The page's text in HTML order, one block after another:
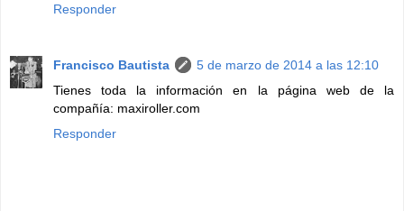
Responder
Francisco Bautista
5 de marzo de 2014 a las 12:10
Tienes toda la información en la página web de la
compañía: maxiroller.com
Responder